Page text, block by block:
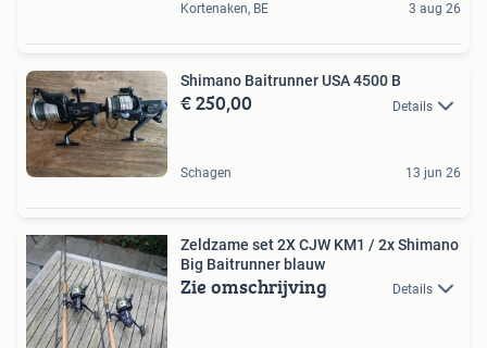
Kortenaken, BE 3 aug 26
Shimano Baitrunner USA 4500 B
€ 250,00 Details
Schagen 13 jun 26
Zeldzame set 2X CJW KM1 / 2x Shimano
Big Baitrunner blauw
Zie omschrijving Details